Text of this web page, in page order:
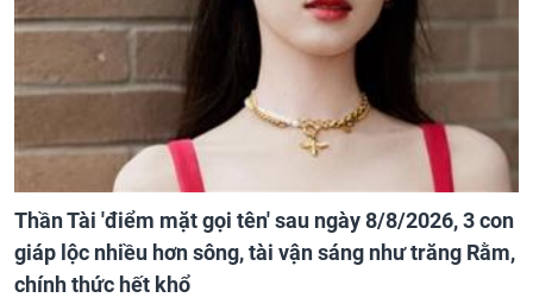
Thần Tài 'điểm mặt gọi tên' sau ngày 8/8/2026, 3 con
giáp lộc nhiều hơn sông, tài vận sáng như trăng Rằm,
chính thức hết khổ